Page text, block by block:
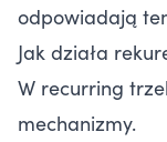
odpowiadają
Jak działa
W recurring
mechanizmy.